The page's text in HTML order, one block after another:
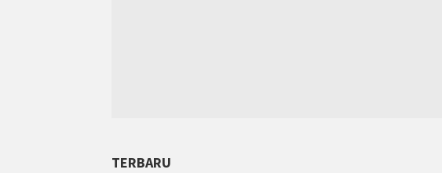
TERBARU